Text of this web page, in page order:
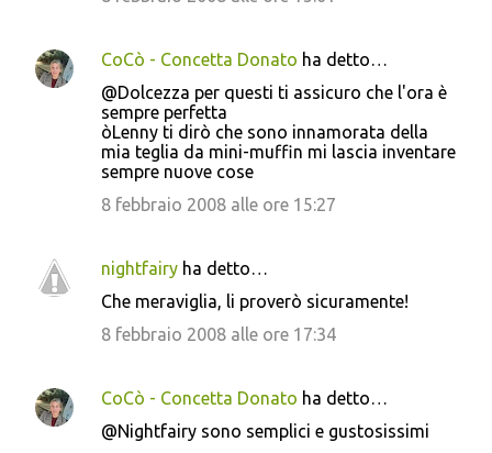
CoCò - Concetta Donato ha detto…
@Dolcezza per questi ti assicuro che l'ora è
sempre perfetta
òLenny ti dirò che sono innamorata della
mia teglia da mini-muffin mi lascia inventare
sempre nuove cose
8 febbraio 2008 alle ore 15:27
nightfairy ha detto…
Che meraviglia, li proverò sicuramente!
8 febbraio 2008 alle ore 17:34
CoCò - Concetta Donato ha detto…
@Nightfairy sono semplici e gustosissimi